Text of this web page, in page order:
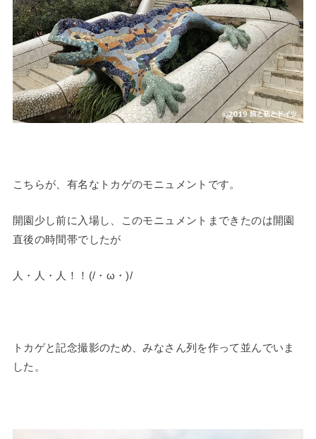
こちらが、有名なトカゲのモニュメントです。
開園少し前に入場し、このモニュメントまできたのは開園
直後の時間帯でしたが
人・人・人！！(/・ω・)/
トカゲと記念撮影のため、みなさん列を作って並んでいま
した。